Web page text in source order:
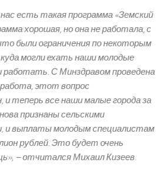
есть такая программа «Земский
хорошая, но она не работала, с
были ограничения по некоторым
могли ехать наши молодые
работать. С Минздравом проведена
этот вопрос
и теперь все наши малые города за
признаны сельскими
и выплаты молодым специалистам
рублей. Это будет очень
– отчитался Михаил Кизеев.